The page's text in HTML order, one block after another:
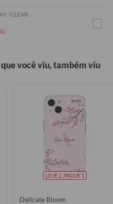
- CLEAR
você viu, também viu
LEVE 2, PAGUE 1
Delicate Bloom